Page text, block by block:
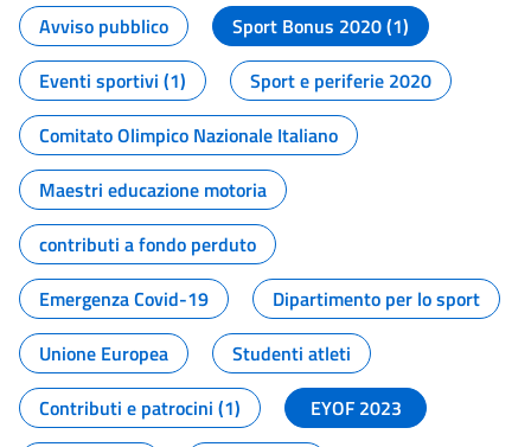
Avviso pubblico
Sport Bonus 2020 (1)
Eventi sportivi (1)
Sport e periferie 2020
Comitato Olimpico Nazionale Italiano
Maestri educazione motoria
contributi a fondo perduto
Emergenza Covid-19
Dipartimento per lo sport
Unione Europea
Studenti atleti
Contributi e patrocini (1)
EYOF 2023